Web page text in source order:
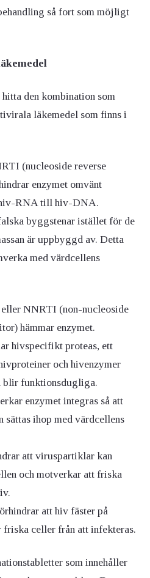
så fort som möjligt
den kombination som
läkemedel som finns i
(nucleoside reverse
enzymet omvänt
RNA till hiv-DNA.
byggstenar istället för de
är uppbyggd av. Detta
med värdcellens
NNRTI (non-nucleoside
hämmar enzymet.
hivspecifikt proteas, ett
och hivenzymer
blir funktionsdugliga.
enzymet integras så att
sättas ihop med värdcellens
att viruspartiklar kan
och motverkar att friska
att hiv fäster på
celler från att infekteras.
som innehåller